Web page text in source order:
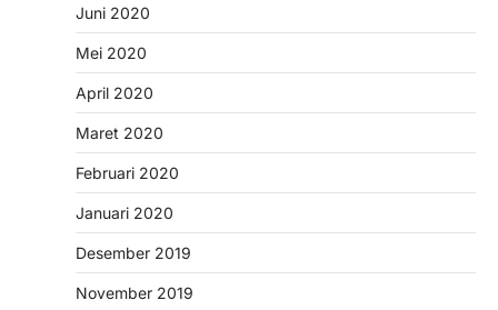
Juni 2020
Mei 2020
April 2020
Maret 2020
Februari 2020
Januari 2020
Desember 2019
November 2019